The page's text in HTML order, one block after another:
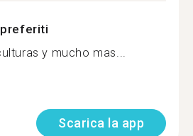
y mucho mas...
Scarica la app